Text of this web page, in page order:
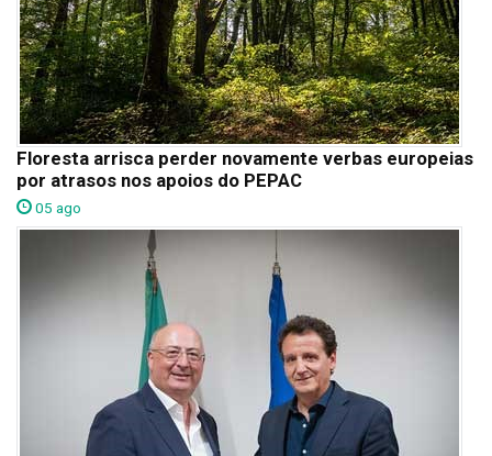
Floresta arrisca perder novamente verbas europeias
por atrasos nos apoios do PEPAC
05 ago